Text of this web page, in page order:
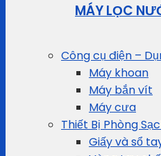
MÁY LỌC
Công cụ điện –
Máy khoan
Máy bắn vít
Máy cưa
Thiết Bị Phòng
Giấy và sổ